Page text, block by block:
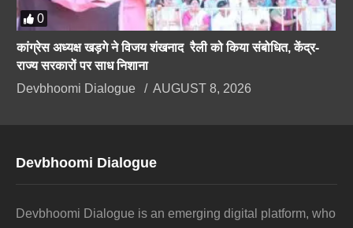
0
कांग्रेस अध्यक्ष खड़गे ने विजय शंखनाद रैली को किया संबोधित, केंद्र-
राज्य सरकारों पर साध निशाना
Devbhoomi Dialogue
AUGUST 8, 2026
Devbhoomi Dialogue
Devbhoomi Dialogue is an emerging digital platform, who